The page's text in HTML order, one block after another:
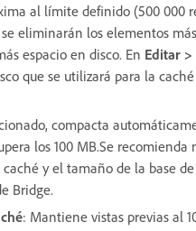
al límite definido (500
eliminarán los elementos
espacio en disco. En Editar >
que se utilizará para la
compacta
los 100 MB.Se
y el tamaño de la base
Bridge.
: Mantiene vistas previas al